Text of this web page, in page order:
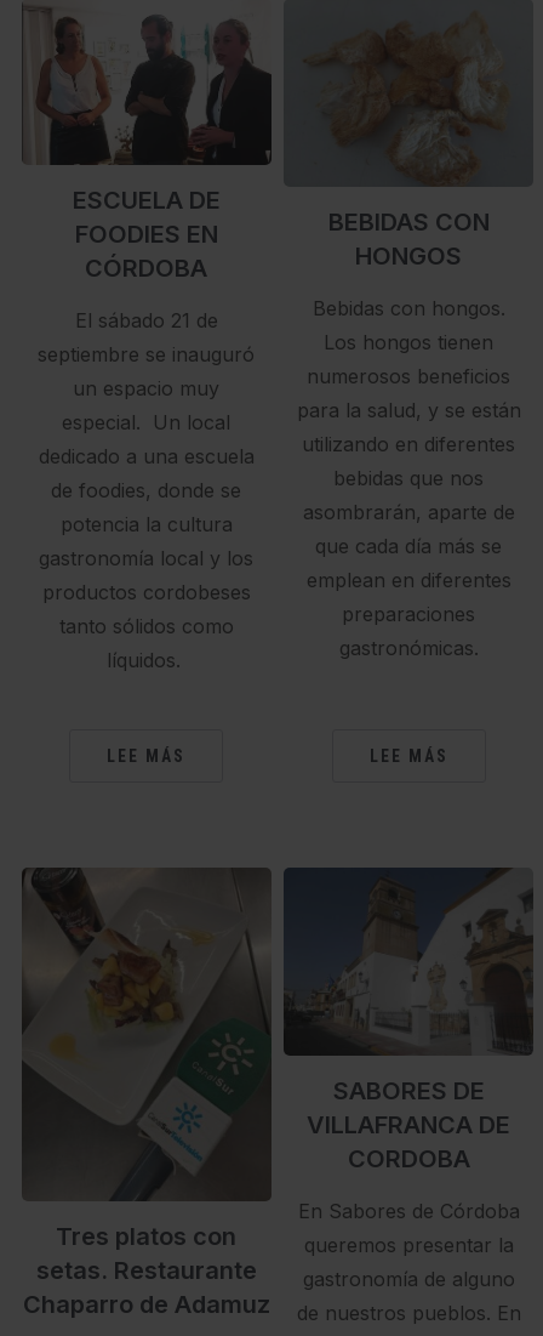
ESCUELA DE
FOODIES EN
CÓRDOBA
El sábado 21 de
septiembre se inauguró
un espacio muy
especial. Un local
dedicado a una escuela
de foodies, donde se
potencia la cultura
gastronomía local y los
productos cordobeses
tanto sólidos como
líquidos.
LEE MÁS
BEBIDAS CON
HONGOS
Bebidas con hongos.
Los hongos tienen
numerosos beneficios
para la salud, y se están
utilizando en diferentes
bebidas que nos
asombrarán, aparte de
que cada día más se
emplean en diferentes
preparaciones
gastronómicas.
LEE MÁS
Tres platos con
setas. Restaurante
Chaparro de Adamuz
SABORES DE
VILLAFRANCA DE
CORDOBA
En Sabores de Córdoba
queremos presentar la
gastronomía de alguno
de nuestros pueblos. En